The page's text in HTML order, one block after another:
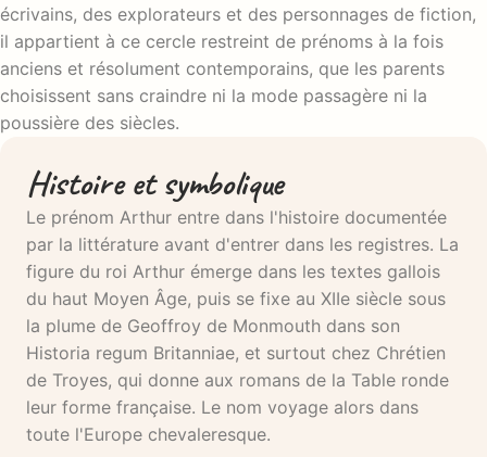
écrivains, des explorateurs et des personnages de fiction,
il appartient à ce cercle restreint de prénoms à la fois
anciens et résolument contemporains, que les parents
choisissent sans craindre ni la mode passagère ni la
poussière des siècles.
Histoire et symbolique
Le prénom Arthur entre dans l'histoire documentée
par la littérature avant d'entrer dans les registres. La
figure du roi Arthur émerge dans les textes gallois
du haut Moyen Âge, puis se fixe au XIIe siècle sous
la plume de Geoffroy de Monmouth dans son
Historia regum Britanniae, et surtout chez Chrétien
de Troyes, qui donne aux romans de la Table ronde
leur forme française. Le nom voyage alors dans
toute l'Europe chevaleresque.